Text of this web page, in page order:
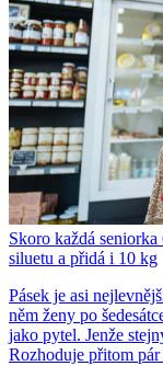
Skoro každá
siluetu a přidá i 10 kg
Pásek je asi
něm ženy po
jako pytel. Jenže
Rozhoduje přitom